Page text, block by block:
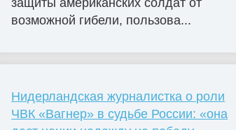
возможной гибели, пользова...
Нидерландская журналистка о роли
ЧВК «Вагнер» в судьбе России: «она